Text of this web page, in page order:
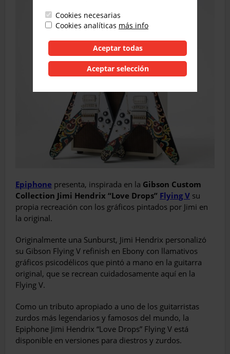
Epiphone presenta, inspirada en la Gibson Custom
Collection Jimi Hendrix “Love Drops” Flying V su
propia recreación con los gráficos pintados por Jimi en
la original.
Originalmente una Sunburst, Jimi Hendrix personalizó
su Gibson Flying V refinish en Ebony con llamativos
gráficos psicodélicos que pintó a mano en la guitarra
original, que se recrean cuidadosamente aquí en la
Flying V.
Como un tributo apropiado a uno de los guitarristas
zurdos más legendarios y famosos del mundo, la
Epiphone Jimi Hendrix “Love Drops” Flying V está
disponible en versiones para diestros y zurdos.
Cookies necesarias
Cookies analíticas más info
Aceptar todas
Aceptar selección